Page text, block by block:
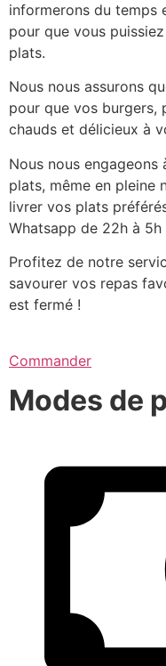
informerons du temps
pour que vous
plats.
Nous nous assurons
pour que vos burgers,
chauds et délicieux à
Nous nous
plats, même en pleine
livrer vos plats
Whatsapp de 22h à 5h
Profitez de notre
savourer vos repas
est fermé !
Commander
Modes de